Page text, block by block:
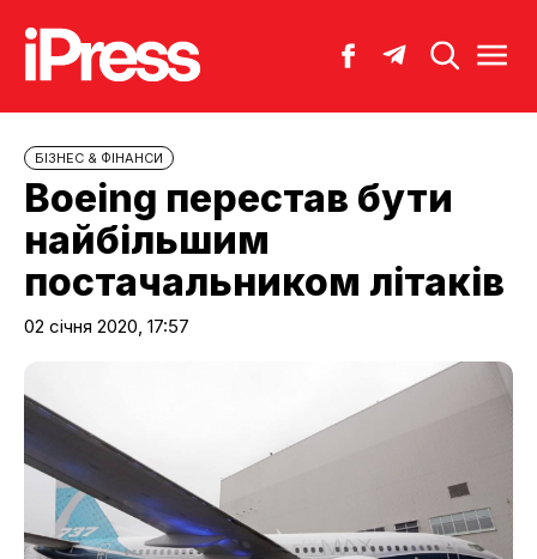
БІЗНЕС & ФІНАНСИ
Boeing перестав бути
найбільшим
постачальником літаків
02 січня 2020, 17:57